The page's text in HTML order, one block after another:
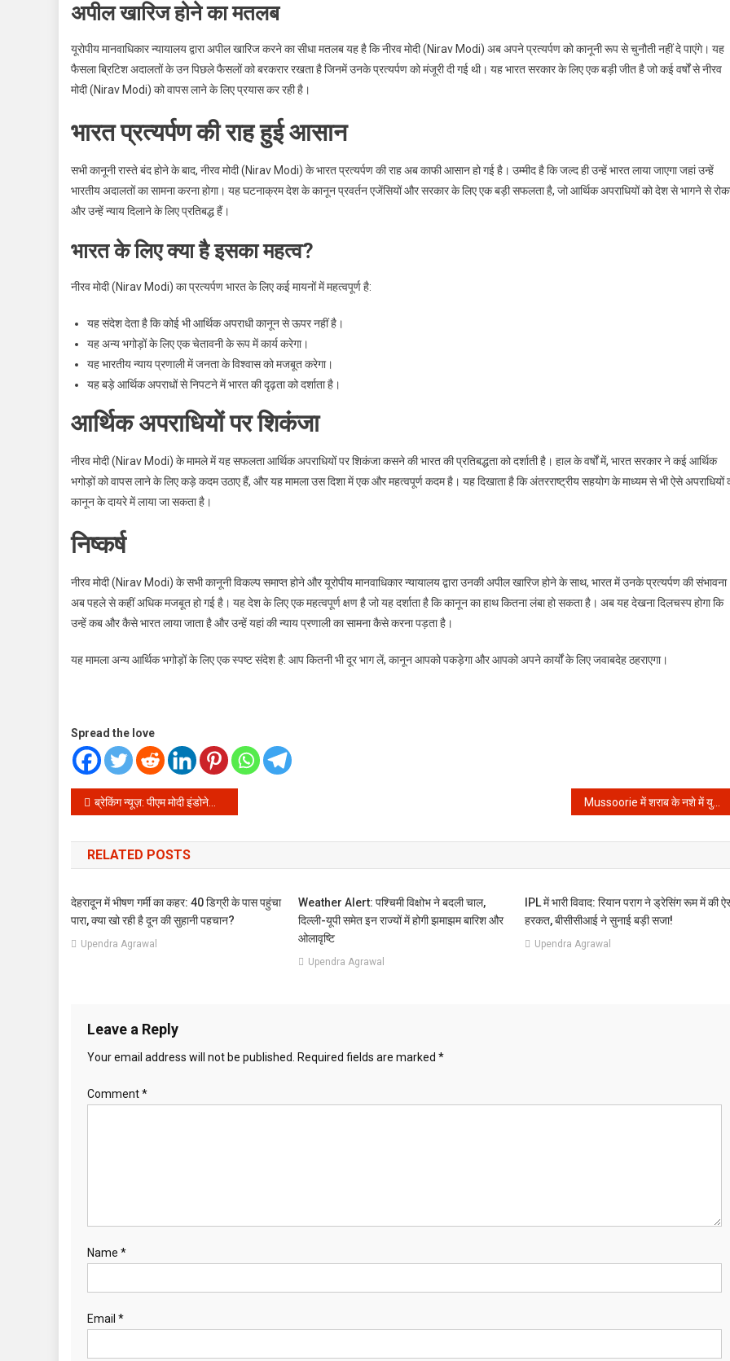
अपील खारिज होने का मतलब
यूरोपीय मानवाधिकार न्यायालय द्वारा अपील खारिज करने का सीधा मतलब यह है कि नीरव मोदी (Nirav Modi) अब अपने प्रत्यर्पण को कानूनी रूप से चुनौती नहीं दे पाएंगे। यह
फैसला ब्रिटिश अदालतों के उन पिछले फैसलों को बरकरार रखता है जिनमें उनके प्रत्यर्पण को मंजूरी दी गई थी। यह भारत सरकार के लिए एक बड़ी जीत है जो कई वर्षों से नीरव
मोदी (Nirav Modi) को वापस लाने के लिए प्रयास कर रही है।
भारत प्रत्यर्पण की राह हुई आसान
सभी कानूनी रास्ते बंद होने के बाद, नीरव मोदी (Nirav Modi) के भारत प्रत्यर्पण की राह अब काफी आसान हो गई है। उम्मीद है कि जल्द ही उन्हें भारत लाया जाएगा जहां उन्हें
भारतीय अदालतों का सामना करना होगा। यह घटनाक्रम देश के कानून प्रवर्तन एजेंसियों और सरकार के लिए एक बड़ी सफलता है, जो आर्थिक अपराधियों को देश से भागने से
और उन्हें न्याय दिलाने के लिए प्रतिबद्ध हैं।
भारत के लिए क्या है इसका महत्व?
नीरव मोदी (Nirav Modi) का प्रत्यर्पण भारत के लिए कई मायनों में महत्वपूर्ण है:
यह संदेश देता है कि कोई भी आर्थिक अपराधी कानून से ऊपर नहीं है।
यह अन्य भगोड़ों के लिए एक चेतावनी के रूप में कार्य करेगा।
यह भारतीय न्याय प्रणाली में जनता के विश्वास को मजबूत करेगा।
यह बड़े आर्थिक अपराधों से निपटने में भारत की दृढ़ता को दर्शाता है।
आर्थिक अपराधियों पर शिकंजा
नीरव मोदी (Nirav Modi) के मामले में यह सफलता आर्थिक अपराधियों पर शिकंजा कसने की भारत की प्रतिबद्धता को दर्शाती है। हाल के वर्षों में, भारत सरकार ने कई आर्थिक
भगोड़ों को वापस लाने के लिए कड़े कदम उठाए हैं, और यह मामला उस दिशा में एक और महत्वपूर्ण कदम है। यह दिखाता है कि अंतरराष्ट्रीय सहयोग के माध्यम से भी ऐसे अपराधियों
कानून के दायरे में लाया जा सकता है।
निष्कर्ष
नीरव मोदी (Nirav Modi) के सभी कानूनी विकल्प समाप्त होने और यूरोपीय मानवाधिकार न्यायालय द्वारा उनकी अपील खारिज होने के साथ, भारत में उनके प्रत्यर्पण की संभावना
अब पहले से कहीं अधिक मजबूत हो गई है। यह देश के लिए एक महत्वपूर्ण क्षण है जो यह दर्शाता है कि कानून का हाथ कितना लंबा हो सकता है। अब यह देखना दिलचस्प होगा कि
उन्हें कब और कैसे भारत लाया जाता है और उन्हें यहां की न्याय प्रणाली का सामना कैसे करना पड़ता है।
यह मामला अन्य आर्थिक भगोड़ों के लिए एक स्पष्ट संदेश है: आप कितनी भी दूर भाग लें, कानून आपको पकड़ेगा और आपको अपने कार्यों के लिए जवाबदेह ठहराएगा।
Spread the love
Post
navigation
ब्रेकिंग न्यूज़: पीएम मोदी इंडोनेशिया पहुंचे! जानें विदेश दौरे के पहले चरण के बड़े अपडेट्स
RELATED POSTS
देहरादून में भीषण गर्मी का कहर: 40 डिग्री के पास पहुंचा
पारा, क्या खो रही है दून की सुहानी पहचान?
Upendra Agrawal
Weather Alert: पश्चिमी विक्षोभ ने बदली चाल,
दिल्ली-यूपी समेत इन राज्यों में होगी झमाझम बारिश और
ओलावृष्टि
Upendra Agrawal
IPL में भारी विवाद: रियान पराग ने ड्रेसिंग रूम में की
हरकत, बीसीसीआई ने सुनाई बड़ी सजा!
Upendra Agrawal
Leave a Reply
Your email address will not be published. Required fields are marked *
Comment*
Name *
Email *